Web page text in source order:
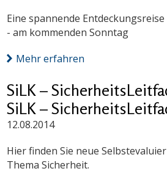
Eine spannende
- am kommenden Sonntag
Mehr erfahren
SiLK –
SiLK –
12.08.2014
Hier finden Sie neue
Thema Sicherheit.